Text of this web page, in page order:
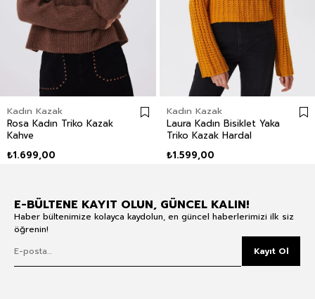
Kadın Kazak
Rosa Kadın Triko Kazak
Kahve
₺1.699,00
Kadın Kazak
Laura Kadın Bisiklet Yaka
Triko Kazak Hardal
₺1.599,00
E-BÜLTENE KAYIT OLUN, GÜNCEL KALIN!
Haber bültenimize kolayca kaydolun, en güncel haberlerimizi ilk siz
öğrenin!
Kayıt Ol